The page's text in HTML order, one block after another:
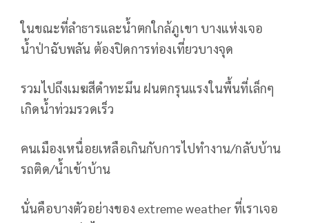
ในขณะที่ลำธารและน้ำตกใกล้ภูเขา บางแห่งเจอ
น้ำป่าฉับพลัน ต้องปิดการท่องเที่ยวบางจุด
รวมไปถึงเมฆสีดำทะมึน ฝนตกรุนแรงในพื้นที่เล็กๆ
เกิดน้ำท่วมรวดเร็ว
คนเมืองเหนื่อยเหลือเกินกับการไปทำงาน/กลับบ้าน
รถติด/น้ำเข้าบ้าน
นั่นคือบางตัวอย่างของ extreme weather ที่เราเจอ